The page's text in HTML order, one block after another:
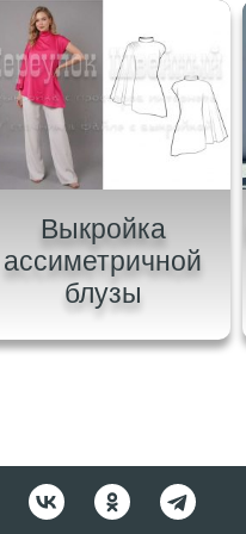
Выкройка
ассиметричной
блузы